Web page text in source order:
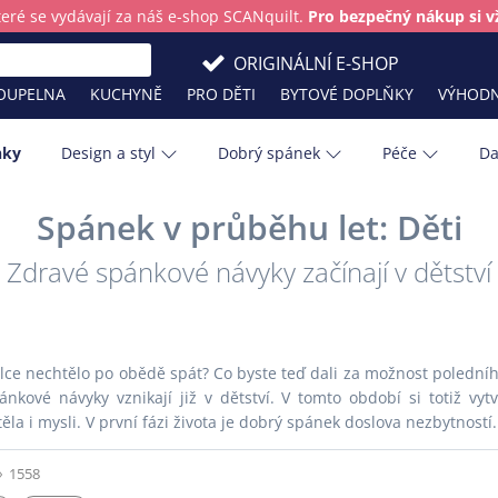
se vydávají za náš e-shop SCANquilt. Pro bezpečný nákup si
KUCHYNĚ PRO DĚTI BYTOVÉ DOPLŇKY
ORIGINÁLNÍ E-SHOP
Design a styl
Tipy na ty nejlepší svatební dary
Zlaté léto v Toskánsku: Slow living po
Dobrý spánek
Masky na spaní: Komfort a relaxace
cestách
Spánek v průběhu let: Dospělí
Péče
Skladování přikrývek, polštářů a
matrací
Bydlíme s mazlíčky: Jak mít doma
Barva roku
Bavlna
Děti
Hygge
Hygiena
Kuchyňské
Ložnice
Obývací
Plédy
Podzim
Spánek v průběhu let: Děti
Zdravé spánkové návyky začínají v dětství
nechtělo po obědě spát? Co byste teď dali za možnost
návyky vznikají již v dětství. V tomto období si totiž
i mysli. V první fázi života je dobrý spánek doslova
1558